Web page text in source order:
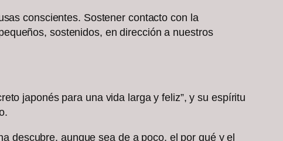
conscientes. Sostener contacto con la
sostenidos, en dirección a nuestros
japonés para una vida larga y feliz”, y su espíritu
descubre, aunque sea de a poco, el por qué y el